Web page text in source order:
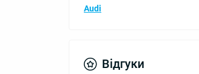
Audi
Відгуки